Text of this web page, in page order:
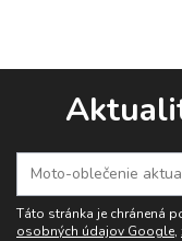
Táto stránka je chránená
osobných údajov Google,